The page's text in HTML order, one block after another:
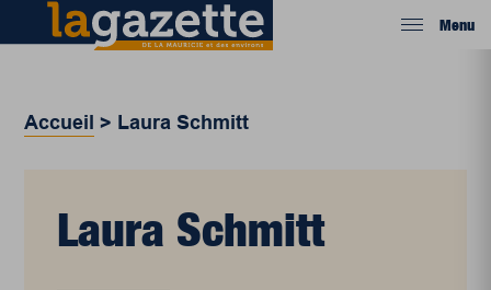
Menu
Accueil > Laura Schmitt
Laura Schmitt